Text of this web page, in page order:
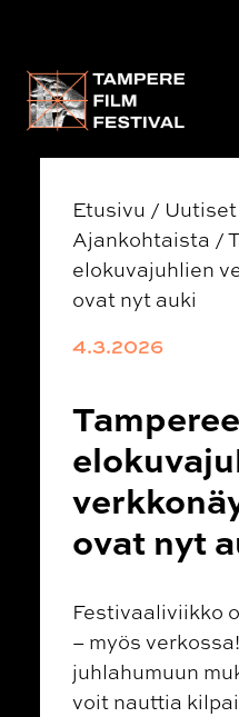
Päävalikko
Etusivu /
Ajankohtaista /
elokuvajuhlien
ovat nyt auki
4.3.2026
ovat nyt
Festivaaliviikko
– myös
juhlahumuun
voit nauttia